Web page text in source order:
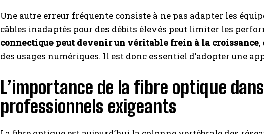
INSCRIPTION
J'ai lu et j'accepte la politique de confidentialité.
Une autre erreur fréquente consiste à ne pas adapter les
câbles inadaptés pour des débits élevés peut limiter les
connectique peut devenir un véritable frein à la croissance,
des usages numériques. Il est donc essentiel d’adopter une
L’importance de la fibre optique
professionnels exigeants